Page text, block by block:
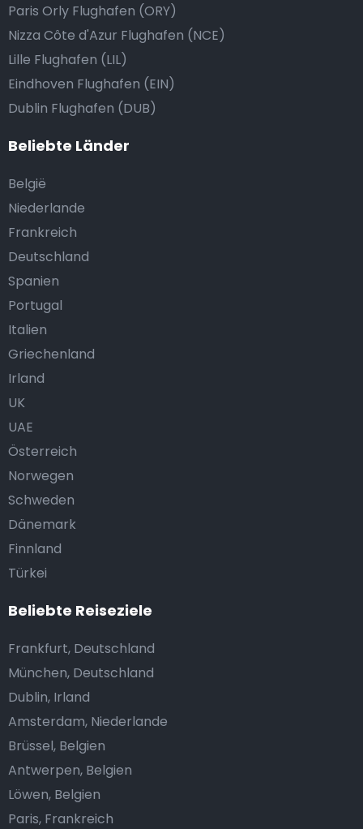
Paris Orly Flughafen (ORY)
Nizza Côte d'Azur Flughafen (NCE)
Lille Flughafen (LIL)
Eindhoven Flughafen (EIN)
Dublin Flughafen (DUB)
Beliebte Länder
België
Niederlande
Frankreich
Deutschland
Spanien
Portugal
Italien
Griechenland
Irland
UK
UAE
Österreich
Norwegen
Schweden
Dänemark
Finnland
Türkei
Beliebte Reiseziele
Frankfurt, Deutschland
München, Deutschland
Dublin, Irland
Amsterdam, Niederlande
Brüssel, Belgien
Antwerpen, Belgien
Löwen, Belgien
Paris, Frankreich